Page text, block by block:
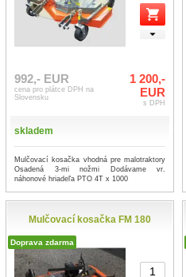
992,- EUR
cena pro plátce DPH na
Slovensku
1 200,-
EUR
s DPH
skladem
Mulčovací kosačka vhodná pre malotraktory
Osadená 3-mi nožmi Dodávame vr.
náhonové hriadeľa PTO 4T x 1000
Mulčovací kosačka FM 180
Doprava zdarma